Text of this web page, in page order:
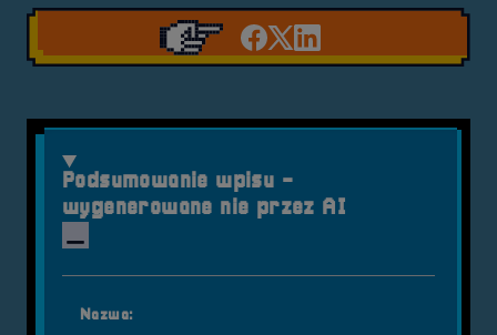
Udostępnij na
Udostępnij na
Udostępnij na
Podsumowanie wpisu -
wygenerowane nie przez AI
Nazwa: